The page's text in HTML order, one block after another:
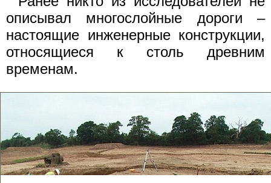
описывал многослойные дороги –
настоящие инженерные конструкции,
относящиеся к столь древним
временам.